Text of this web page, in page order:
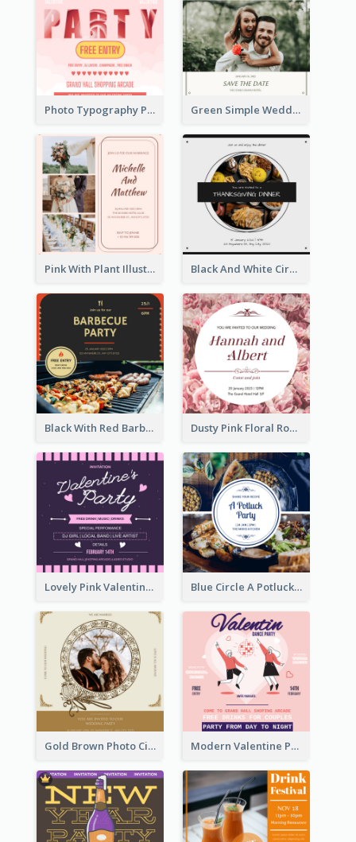
Photo Typography Party Invitation Design Templates Green Simple Wedding Photo Wedding Invitation
Pink With Plant Illustration Wedding Party Invitation Black And White Circle Photo Thanksgiving Dinner Invitation
Black With Red Barbecue Housewarming Invitation Dusty Pink Floral Round Wedding Invitation
Lovely Pink Valentine Celebration Invitation Design Ideas Blue Circle A Potluck Party Invitation
Gold Brown Photo Circle Wedding Invitation Modern Valentine Party Pink Invitation Design Templates